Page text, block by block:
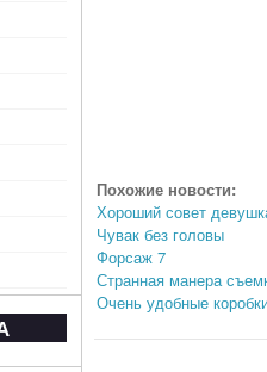
Похожие новости:
Хороший совет
Чувак без головы
Форсаж 7
Странная манера
Очень удобные